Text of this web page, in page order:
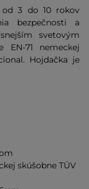
3 do 10 rokov
bezpečnosti a
svetovým
EN-71 nemeckej
Hojdačka je
skúšobne TÜV